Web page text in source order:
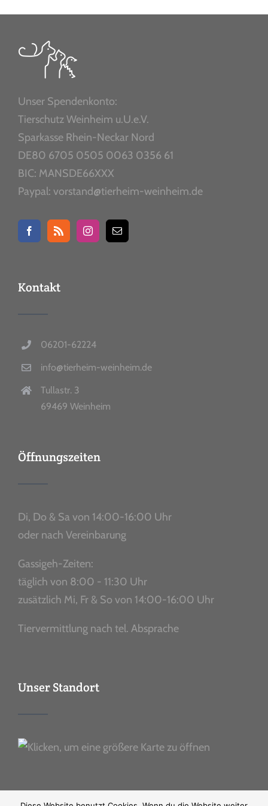
Unser Spendenkonto:
Tierschutz Weinheim u.U.e.V.
Sparkasse Rhein-Neckar Nord
DE80 6705 0505 0063 0356 61
BIC: MANSDE66XXX
Paypal: vorstand@tierheim-weinheim.de
Kontakt
06201-62224
info@tierheim-weinheim.de
Tullastr. 3
69469 Weinheim
Öffnungszeiten
Di, Do & Sa von 14:00-16:00 Uhr
oder nach Vereinbarung
Gassigeh-Zeiten:
täglich von 8:00 - 11:30 Uhr
zusätzlich Mi, Fr & So von 14:00-16:00 Uhr
Tiervermittlung nach tel. Absprache
Unser Standort